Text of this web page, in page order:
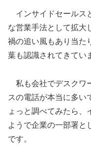
インサイドセールス
な営業手法として拡大
禍の追い風もあり当た
葉も認識されてきてい
私も会社でデスクワ
スの電話が本当に多い
ょっと調べてみたら、
ようで企業の一部署と
です。